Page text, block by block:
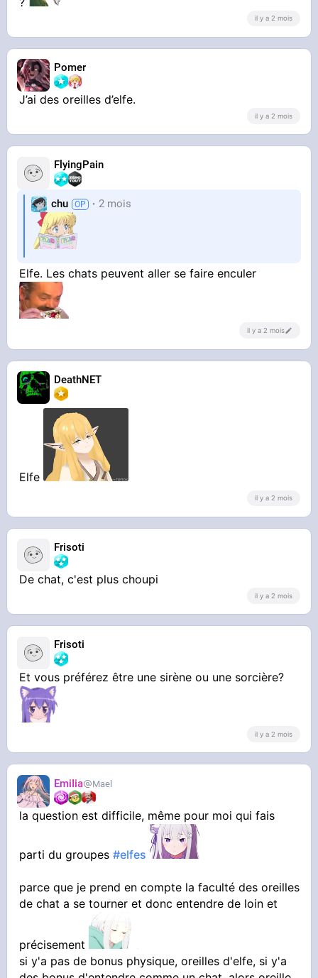
il y a 2 mois
Pomer
J’ai des oreilles d’elfe.
il y a 2 mois
FlyingPain
chu 2 mois
Elfe. Les chats peuvent aller se faire enculer
il y a 2 mois
DeathNET
Elfe
il y a 2 mois
Frisoti
De chat, c'est plus choupi
il y a 2 mois
Frisoti
Et vous préférez être une sirène ou une sorcière?
il y a 2 mois
EmiIia Mael
la question est difficile, même pour moi qui fais
parti du groupes#elfes
parce que je prend en compte la faculté des oreilles
de chat a se tourner et donc entendre de loin et
précisement
si y'a pas de bonus physique, oreilles d'elfe, si y'a